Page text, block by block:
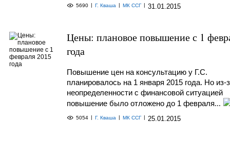
5690 | Г. Кваша | МК ССГ | 31.01.2015
Цены: плановое повышение с 1
года
Повышение цен на консультацию у Г.С.
планировалось на 1 января 2015 года. Но из-
неопределенности с финансовой ситуацией
повышение было отложено до 1 февраля...
5054 | Г. Кваша | МК ССГ | 25.01.2015